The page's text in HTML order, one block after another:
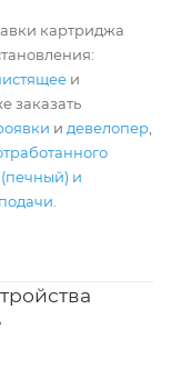
картриджа
и
заказать
и девелопер
и